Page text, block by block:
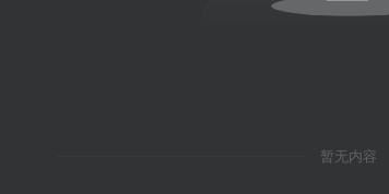
暂无内容